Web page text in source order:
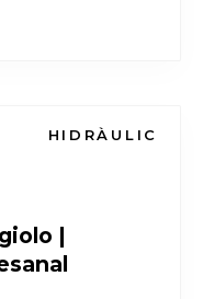
HIDRÀULIC
|